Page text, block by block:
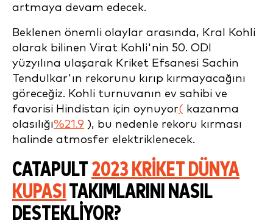
artmaya devam edecek.
Beklenen önemli olaylar arasında, Kral Kohli
olarak bilinen Virat Kohli'nin 50. ODI
yüzyılına ulaşarak Kriket Efsanesi Sachin
Tendulkar'ın rekorunu kırıp kırmayacağını
göreceğiz. Kohli turnuvanın ev sahibi ve
favorisi Hindistan için oynuyor( kazanma
olasılığı%21.9 ), bu nedenle rekoru kırması
halinde atmosfer elektriklenecek.
CATAPULT 2023 KRIKET DÜNYA
KUPASI TAKIMLARINI NASIL
DESTEKLIYOR?